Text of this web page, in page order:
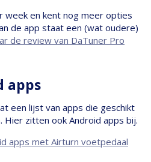
week en kent nog meer opties
de app staat een (wat oudere)
de review van DaTuner Pro
apps
een lijst van apps die geschikt
Hier zitten ook Android apps bij.
apps met Airturn voetpedaal